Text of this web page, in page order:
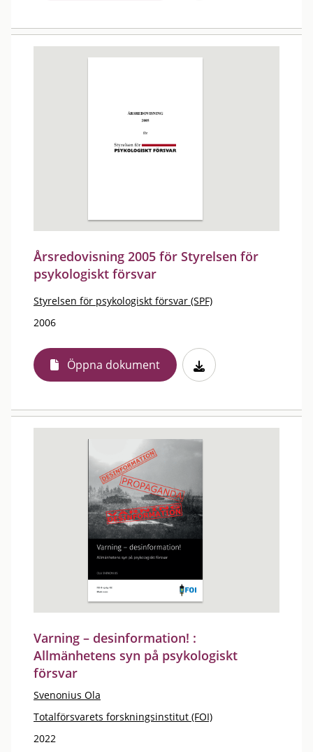
Årsredovisning 2005 för Styrelsen för
psykologiskt försvar
Styrelsen för psykologiskt försvar (SPF)
2006
Öppna dokument
Varning – desinformation! :
Allmänhetens syn på psykologiskt
försvar
Svenonius Ola
Totalförsvarets forskningsinstitut (FOI)
2022